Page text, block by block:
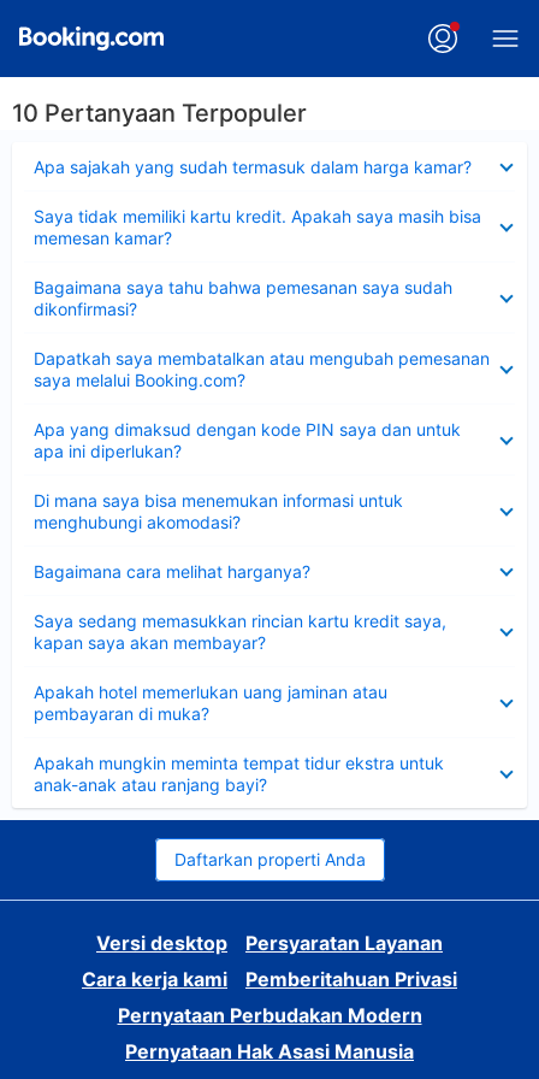
10 Pertanyaan Terpopuler
Apa sajakah yang sudah termasuk dalam harga kamar?
Saya tidak memiliki kartu kredit. Apakah saya masih bisa
memesan kamar?
Bagaimana saya tahu bahwa pemesanan saya sudah
dikonfirmasi?
Dapatkah saya membatalkan atau mengubah pemesanan
saya melalui Booking.com?
Apa yang dimaksud dengan kode PIN saya dan untuk
apa ini diperlukan?
Di mana saya bisa menemukan informasi untuk
menghubungi akomodasi?
Bagaimana cara melihat harganya?
Saya sedang memasukkan rincian kartu kredit saya,
kapan saya akan membayar?
Apakah hotel memerlukan uang jaminan atau
pembayaran di muka?
Apakah mungkin meminta tempat tidur ekstra untuk
anak-anak atau ranjang bayi?
Daftarkan properti Anda
Versi desktop
Persyaratan Layanan
Cara kerja kami
Pemberitahuan Privasi
Pernyataan Perbudakan Modern
Pernyataan Hak Asasi Manusia